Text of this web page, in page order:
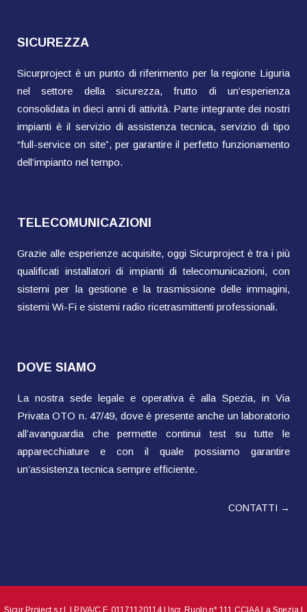
SICUREZZA
Sicurproject è un punto di riferimento per la regione Liguria
nel settore della sicurezza, frutto di un’esperienza
consolidata in dieci anni di attività. Parte integrante dei nostri
impianti è il servizio di assistenza tecnica, servizio di tipo
“full-service on site”, per garantire il perfetto funzionamento
dell’impianto nel tempo.
TELECOMUNICAZIONI
Grazie alle esperienze acquisite, oggi Sicurproject è tra i più
qualificati installatori di impianti di telecomunicazioni, con
sistemi per la gestione e la trasmissione delle immagini,
sistemi Wi-Fi e sistemi radio ricetrasmittenti professionali.
DOVE SIAMO
La nostra sede legale e operativa è alla Spezia, in Via
Privata OTO n. 47/49, dove è presente anche un laboratorio
all’avanguardia che permette continui test su tutte le
apparecchiature e con il quale possiamo garantire
un’assistenza tecnica sempre efficiente.
CONTATTI →
Sicur Project s.r.l. | P.IVA/C.F. 01171120114 | Iscr. Ruolo n° 111 CCIAA La Spezia |